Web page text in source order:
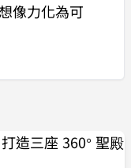
像力化為可